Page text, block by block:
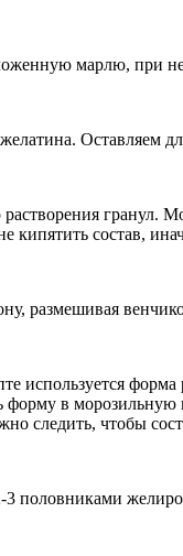
марлю, при
Оставляем
гранул.
состав,
размешивая
используется
в морозильную
следить, чтобы
половниками